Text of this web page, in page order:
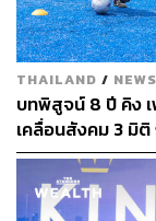
THAILAND / NEWS
บทพิสูจน์ 8 ปี คิง เ
เคลื่อนสังคม 3 มิ
Power of